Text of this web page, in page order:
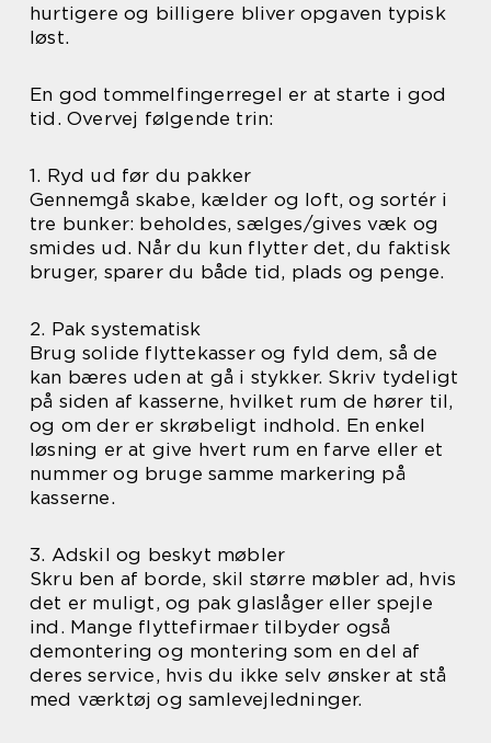
hurtigere og billigere bliver opgaven typisk
løst.
En god tommelfingerregel er at starte i god
tid. Overvej følgende trin:
1. Ryd ud før du pakker
Gennemgå skabe, kælder og loft, og sortér i
tre bunker: beholdes, sælges/gives væk og
smides ud. Når du kun flytter det, du faktisk
bruger, sparer du både tid, plads og penge.
2. Pak systematisk
Brug solide flyttekasser og fyld dem, så de
kan bæres uden at gå i stykker. Skriv tydeligt
på siden af kasserne, hvilket rum de hører til,
og om der er skrøbeligt indhold. En enkel
løsning er at give hvert rum en farve eller et
nummer og bruge samme markering på
kasserne.
3. Adskil og beskyt møbler
Skru ben af borde, skil større møbler ad, hvis
det er muligt, og pak glaslåger eller spejle
ind. Mange flyttefirmaer tilbyder også
demontering og montering som en del af
deres service, hvis du ikke selv ønsker at stå
med værktøj og samlevejledninger.